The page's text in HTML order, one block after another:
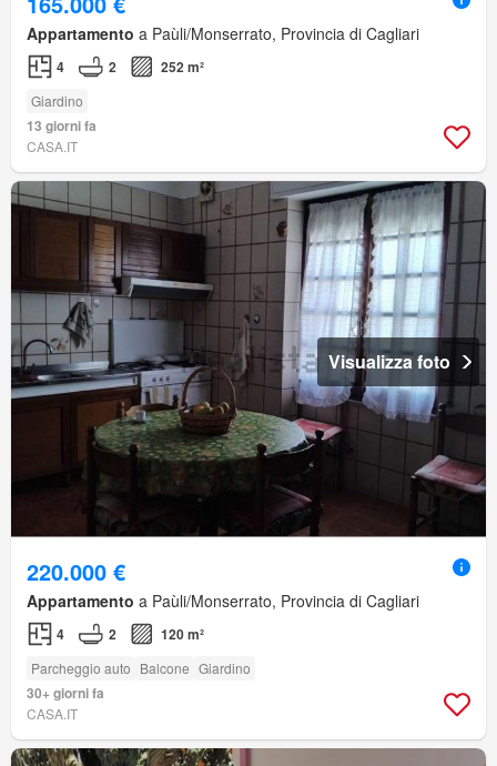
Appartamento a Paùli/Monserrato, Provincia di Cagliari
4 2 252 m²
Giardino
13 giorni fa
CASA.IT
Visualizza foto
220.000 €
Appartamento a Paùli/Monserrato, Provincia di Cagliari
4 2 120 m²
Parcheggio auto Balcone Giardino
30+ giorni fa
CASA.IT